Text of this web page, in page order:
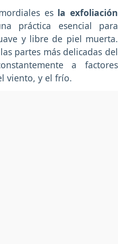
esla exfoliación
práctica esencial para
y libre de piel muerta.
partes más delicadas del
a factores
viento, y el frío.